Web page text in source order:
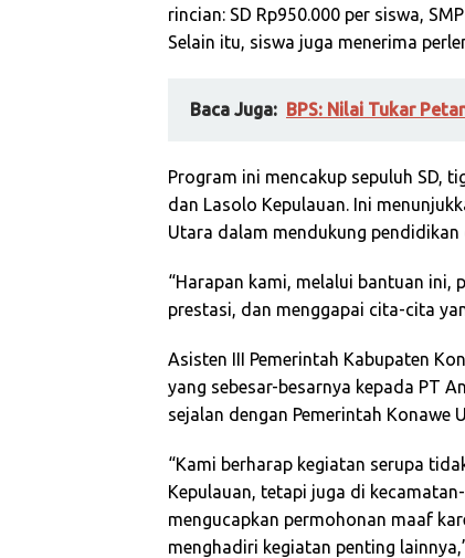
rincian: SD Rp950.000 per siswa,
Selain itu, siswa juga menerima
Baca Juga: BPS: Nilai Tukar
Program ini mencakup sepuluh SD,
dan Lasolo Kepulauan. Ini
Utara dalam mendukung
“Harapan kami, melalui bantuan ini,
prestasi, dan menggapai cita-cita
Asisten III Pemerintah Kabupaten
yang sebesar-besarnya kepada PT
sejalan dengan Pemerintah Konawe
“Kami berharap kegiatan serupa
Kepulauan, tetapi juga di
mengucapkan permohonan maaf
menghadiri kegiatan penting